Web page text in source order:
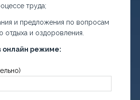
труда;
и предложения по вопросам
отдыха и оздоровления.
онлайн режиме: